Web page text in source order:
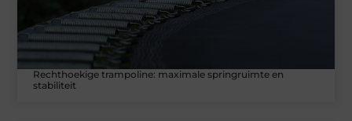
Rechthoekige trampoline: maximale springruimte en
stabiliteit